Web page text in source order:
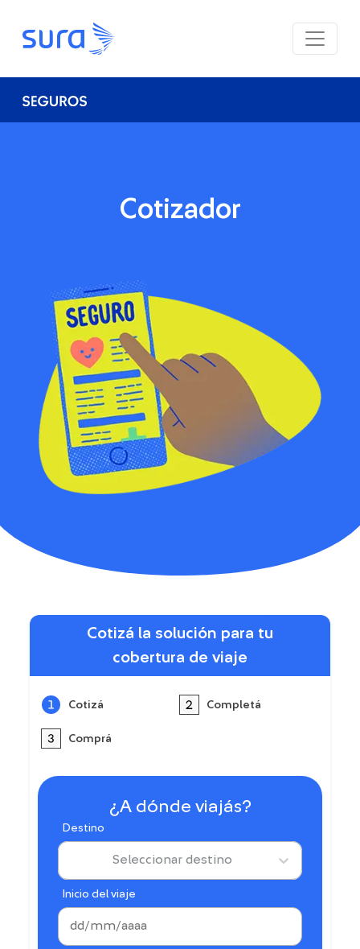
Cotizador
Cotizá la solución para tu
cobertura de viaje
Cotizá Completá
Comprá
¿A dónde viajás?
Seleccionar destino
Destino
Inicio del viaje